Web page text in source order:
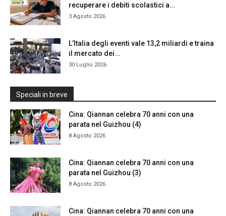
recuperare i debiti scolastici a...
3 Agosto 2026
L’Italia degli eventi vale 13,2 miliardi e traina
il mercato dei...
30 Luglio 2026
Speciali in breve
Cina: Qiannan celebra 70 anni con una
parata nel Guizhou (4)
8 Agosto 2026
Cina: Qiannan celebra 70 anni con una
parata nel Guizhou (3)
8 Agosto 2026
Cina: Qiannan celebra 70 anni con una